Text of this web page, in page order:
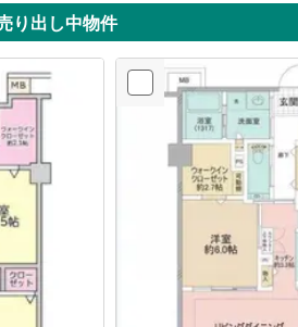
り出し中物件